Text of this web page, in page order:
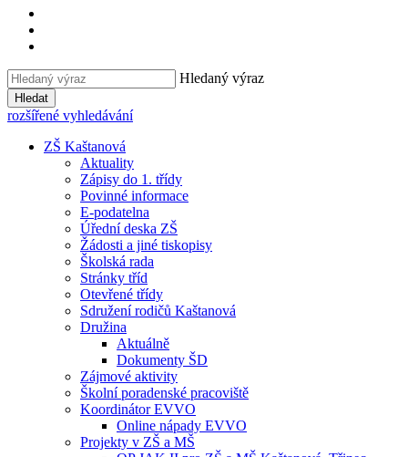
Hledaný výraz
Hledat
rozšířené vyhledávání
ZŠ Kaštanová
Aktuality
Zápisy do 1. třídy
Povinné informace
E-podatelna
Úřední deska ZŠ
Žádosti a jiné tiskopisy
Školská rada
Stránky tříd
Otevřené třídy
Sdružení rodičů Kaštanová
Družina
Aktuálně
Dokumenty ŠD
Zájmové aktivity
Školní poradenské pracoviště
Koordinátor EVVO
Online nápady EVVO
Projekty v ZŠ a MŠ